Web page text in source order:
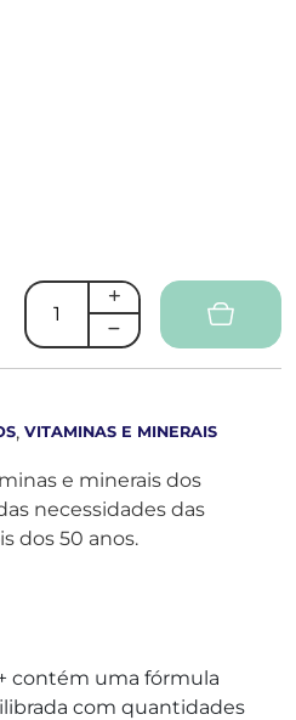
, VITAMINAS E MINERAIS
e minerais dos
necessidades das
dos 50 anos.
contém uma fórmula
com quantidades